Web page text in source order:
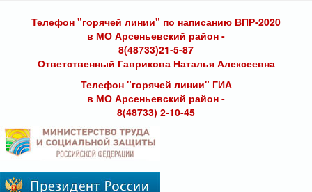
Телефон "горячей линии" по написанию ВПР-2020
в МО Арсеньевский район -
8(48733)21-5-87
Ответственный Гаврикова Наталья Алексеевна
Телефон "горячей линии" ГИА
в МО Арсеньевский район -
8(48733) 2-10-45